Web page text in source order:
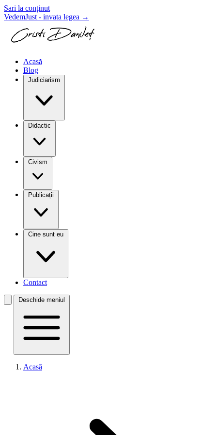
Sari la conținut
VedemJust - invata legea →
Acasă
Blog
Judiciarism
Didactic
Civism
Publicații
Cine sunt eu
Contact
Deschide meniul
Acasă